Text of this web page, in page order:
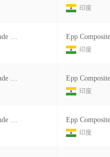
印度
Hebei Aoliande Chemical Equipment Co Ltdno. Room 211, 706 Xinghua North Street Jizhou District, Hengshui China China
印度
Hebei Aoliande Chemical Equipment Co Ltdno. Room 211, 706 Xinghua North Street Jizhou District, Hengshui China China
印度
Hebei Aoliande Chemical Equipment Co Ltdno. Room 211, 706 Xinghua North Street Jizhou District, Hengshui China China
印度